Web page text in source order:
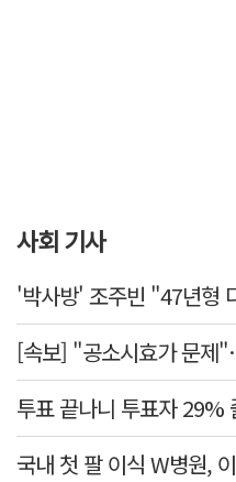
사회 기사
국내 첫 팔 이식 W병원,